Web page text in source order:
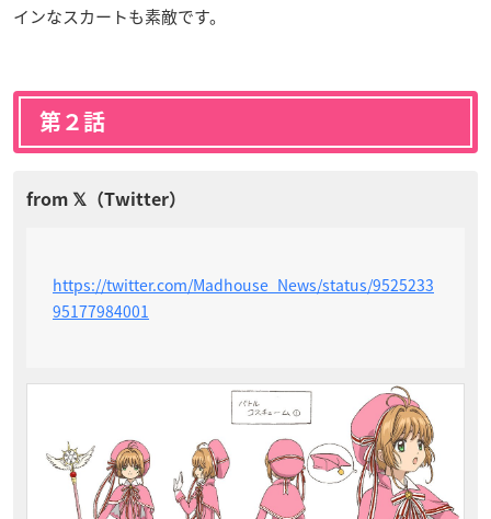
インなスカートも素敵です。
第２話
https://twitter.com/Madhouse_News/status/9525233
95177984001